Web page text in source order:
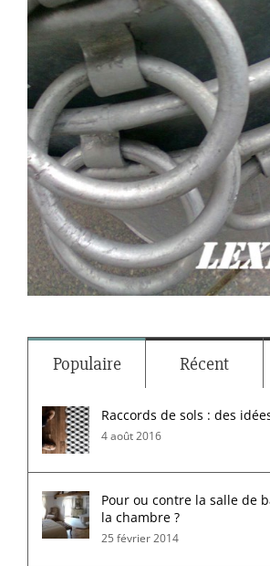
Populaire Récent
Raccords de sols : des
4 août 2016
Pour ou contre la salle de
la chambre ?
25 février 2014